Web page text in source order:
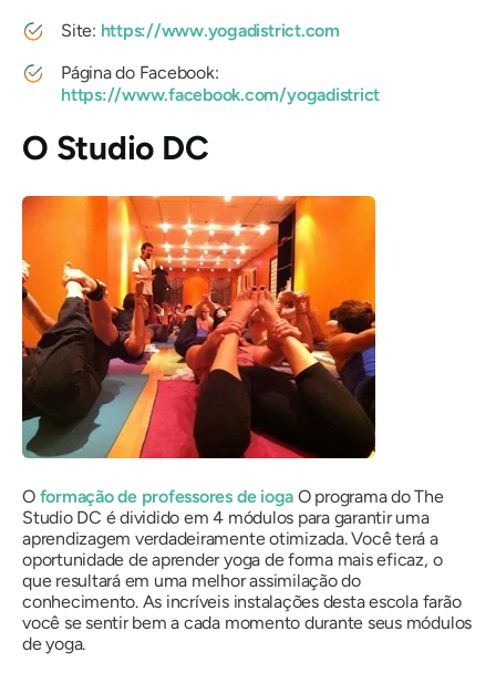
Site: https://www.yogadistrict.com
Página do Facebook:
https://www.facebook.com/yogadistrict
O Studio DC
O formação de professores de ioga O programa do The
Studio DC é dividido em 4 módulos para garantir uma
aprendizagem verdadeiramente otimizada. Você terá a
oportunidade de aprender yoga de forma mais eficaz, o
que resultará em uma melhor assimilação do
conhecimento. As incríveis instalações desta escola farão
você se sentir bem a cada momento durante seus módulos
de yoga.